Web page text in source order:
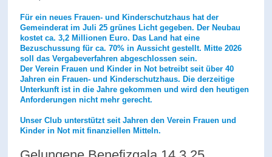
Für ein neues Frauen- und Kinderschutzhaus hat der
Gemeinderat im Juli 25 grünes Licht gegeben. Der Neubau
kostet ca. 3,2 Millionen Euro. Das Land hat eine
Bezuschussung für ca. 70% in Aussicht gestellt. Mitte 2026
soll das Vergabeverfahren abgeschlossen sein.
Der Verein Frauen und Kinder in Not betreibt seit über 40
Jahren ein Frauen- und Kinderschutzhaus. Die derzeitige
Unterkunft ist in die Jahre gekommen und wird den heutigen
Anforderungen nicht mehr gerecht.
Unser Club unterstützt seit Jahren den Verein Frauen und
Kinder in Not mit finanziellen Mitteln.